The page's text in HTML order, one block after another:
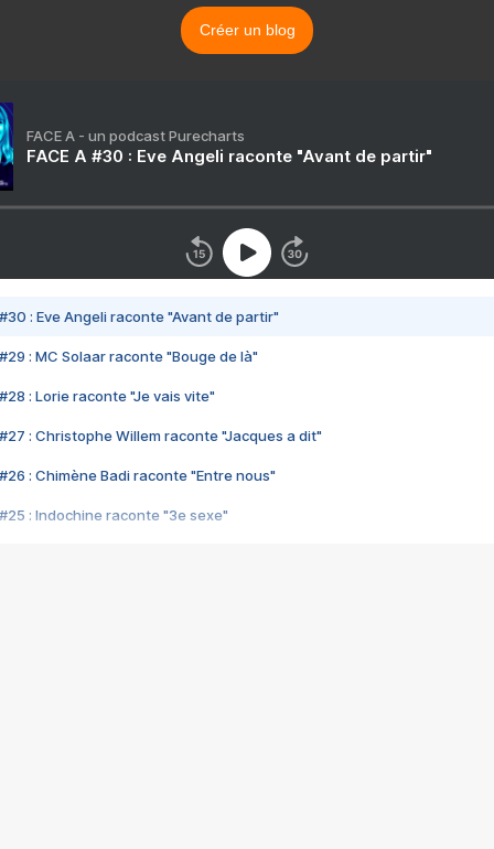
Créer un blog
FACE A - un podcast Purecharts
FACE A #30 : Eve Angeli raconte "Avant de partir"
#30 : Eve Angeli raconte "Avant de partir"
#29 : MC Solaar raconte "Bouge de là"
#28 : Lorie raconte "Je vais vite"
#27 : Christophe Willem raconte "Jacques a dit"
#26 : Chimène Badi raconte "Entre nous"
#25 : Indochine raconte "3e sexe"